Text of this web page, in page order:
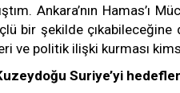
Ankara’nın Hamas’ı
bir şekilde
ve politik ilişki kurması
Suriye’yi